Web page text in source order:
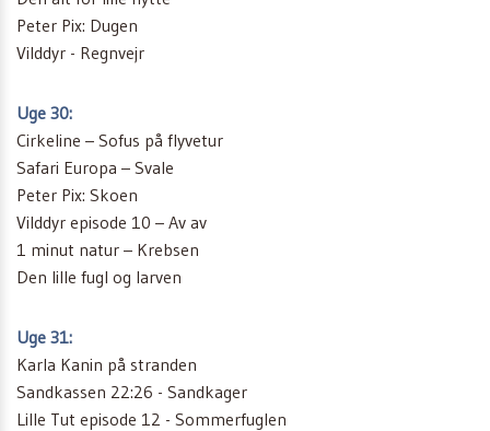
Peter Pix: Dugen
Vilddyr - Regnvejr
Uge 30:
Cirkeline – Sofus på flyvetur
Safari Europa – Svale
Peter Pix: Skoen
Vilddyr episode 10 – Av av
1 minut natur – Krebsen
Den lille fugl og larven
Uge 31:
Karla Kanin på stranden
Sandkassen 22:26 - Sandkager
Lille Tut episode 12 - Sommerfuglen